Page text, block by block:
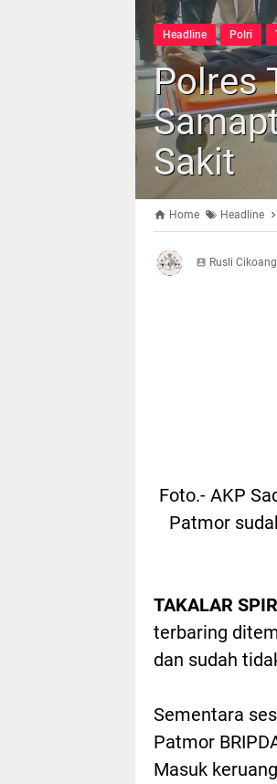
Headline Polri
Polres
Sakit
Home Headline
Rusli Cikoang
Foto.- AKP
Patmor
TAKALAR
terbaring
dan sudah
Sementara
Patmor
Masuk